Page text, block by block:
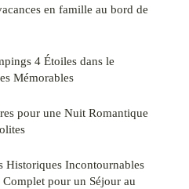
en famille au bord de
4 Étoiles dans le
Mémorables
pour une Nuit Romantique
Historiques Incontournables
pour un Séjour au